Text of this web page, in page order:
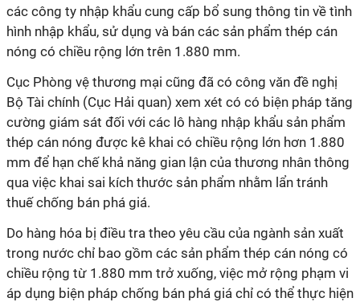
các công ty nhập khẩu cung cấp bổ sung thông tin về tình
hình nhập khẩu, sử dụng và bán các sản phẩm thép cán
nóng có chiều rộng lớn trên 1.880 mm.
Cục Phòng vệ thương mại cũng đã có công văn đề nghị
Bộ Tài chính (Cục Hải quan) xem xét có có biện pháp tăng
cường giám sát đối với các lô hàng nhập khẩu sản phẩm
thép cán nóng được kê khai có chiều rộng lớn hơn 1.880
mm để hạn chế khả năng gian lận của thương nhân thông
qua việc khai sai kích thước sản phẩm nhằm lẩn tránh
thuế chống bán phá giá.
Do hàng hóa bị điều tra theo yêu cầu của ngành sản xuất
trong nước chỉ bao gồm các sản phẩm thép cán nóng có
chiều rộng từ 1.880 mm trở xuống, việc mở rộng phạm vi
áp dụng biện pháp chống bán phá giá chỉ có thể thực hiện